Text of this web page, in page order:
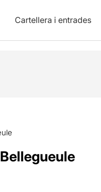
Cartellera i entrades